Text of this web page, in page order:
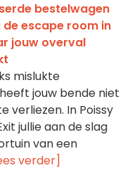
bestelwagen
de escape room in
jouw overval
mislukte
jouw bende niet
verliezen. In Poissy
jullie aan de slag
van een
verder]